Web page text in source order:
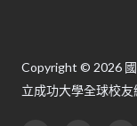
Copyright © 2026
立成功大學全球校友